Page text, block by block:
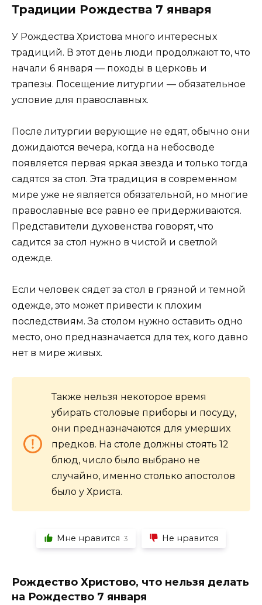
Традиции Рождества 7 января
У Рождества Христова много интересных
традиций. В этот день люди продолжают то, что
начали 6 января — походы в церковь и
трапезы. Посещение литургии — обязательное
условие для православных.
После литургии верующие не едят, обычно они
дожидаются вечера, когда на небосводе
появляется первая яркая звезда и только тогда
садятся за стол. Эта традиция в современном
мире уже не является обязательной, но многие
православные все равно ее придерживаются.
Представители духовенства говорят, что
садится за стол нужно в чистой и светлой
одежде.
Если человек сядет за стол в грязной и темной
одежде, это может привести к плохим
последствиям. За столом нужно оставить одно
место, оно предназначается для тех, кого давно
нет в мире живых.
Также нельзя некоторое время
убирать столовые приборы и посуду,
они предназначаются для умерших
предков. На столе должны стоять 12
блюд, число было выбрано не
случайно, именно столько апостолов
было у Христа.
Мне нравится 3 Не нравится
Рождество Христово, что нельзя делать
на Рождество 7 января